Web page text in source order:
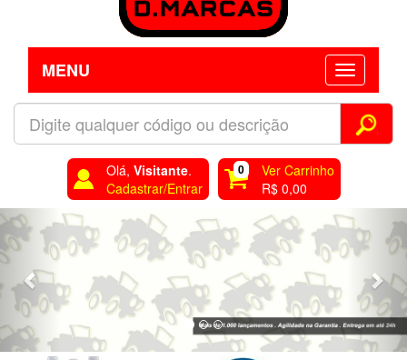
MENU
Olá, Visitante.
Cadastrar/Entrar
0
Ver Carrinho
R$ 0,00
Previous